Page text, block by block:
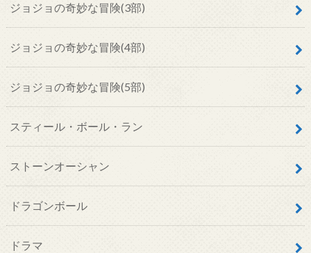
ジョジョの奇妙な冒険(3部)
ジョジョの奇妙な冒険(4部)
ジョジョの奇妙な冒険(5部)
スティール・ボール・ラン
ストーンオーシャン
ドラゴンボール
ドラマ